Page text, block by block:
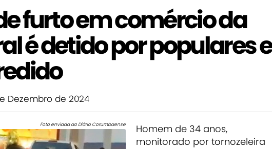
furto em comércio da
é detido por populares e
Dezembro de 2024
Foto enviada ao Diário Corumbaense
Homem de 34 anos,
monitorado por tornozeleira